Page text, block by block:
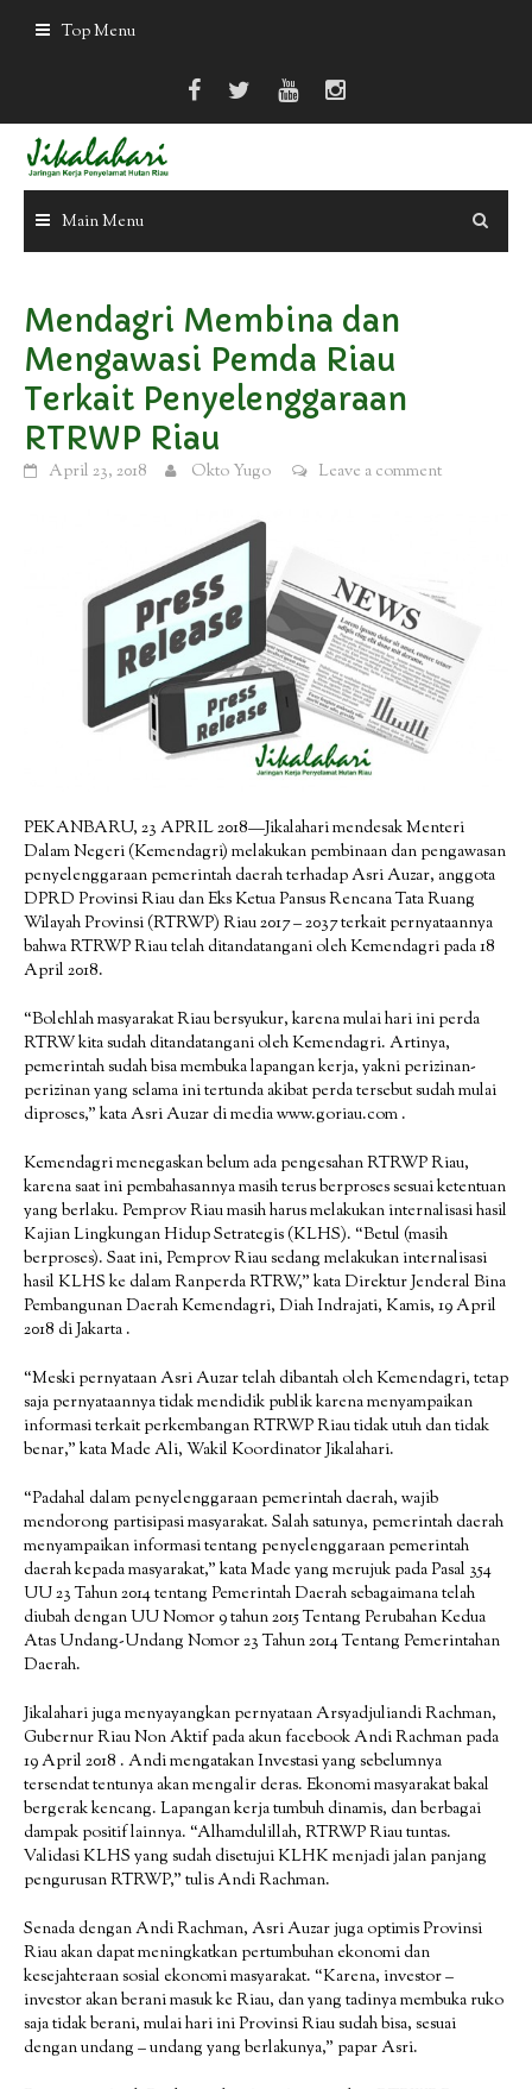
Top Menu
Main Menu
Mendagri Membina dan
Mengawasi Pemda Riau
Terkait Penyelenggaraan
RTRWP Riau
April 23, 2018 Okto Yugo Leave a comment
PEKANBARU, 23 APRIL 2018—Jikalahari mendesak Menteri
Dalam Negeri (Kemendagri) melakukan pembinaan dan pengawasan
penyelenggaraan pemerintah daerah terhadap Asri Auzar, anggota
DPRD Provinsi Riau dan Eks Ketua Pansus Rencana Tata Ruang
Wilayah Provinsi (RTRWP) Riau 2017 – 2037 terkait pernyataannya
bahwa RTRWP Riau telah ditandatangani oleh Kemendagri pada 18
April 2018.
“Bolehlah masyarakat Riau bersyukur, karena mulai hari ini perda
RTRW kita sudah ditandatangani oleh Kemendagri. Artinya,
pemerintah sudah bisa membuka lapangan kerja, yakni perizinan-
perizinan yang selama ini tertunda akibat perda tersebut sudah mulai
diproses,” kata Asri Auzar di media www.goriau.com .
Kemendagri menegaskan belum ada pengesahan RTRWP Riau,
karena saat ini pembahasannya masih terus berproses sesuai ketentuan
yang berlaku. Pemprov Riau masih harus melakukan internalisasi hasil
Kajian Lingkungan Hidup Setrategis (KLHS). “Betul (masih
berproses). Saat ini, Pemprov Riau sedang melakukan internalisasi
hasil KLHS ke dalam Ranperda RTRW,” kata Direktur Jenderal Bina
Pembangunan Daerah Kemendagri, Diah Indrajati, Kamis, 19 April
2018 di Jakarta .
“Meski pernyataan Asri Auzar telah dibantah oleh Kemendagri, tetap
saja pernyataannya tidak mendidik publik karena menyampaikan
informasi terkait perkembangan RTRWP Riau tidak utuh dan tidak
benar,” kata Made Ali, Wakil Koordinator Jikalahari.
“Padahal dalam penyelenggaraan pemerintah daerah, wajib
mendorong partisipasi masyarakat. Salah satunya, pemerintah daerah
menyampaikan informasi tentang penyelenggaraan pemerintah
daerah kepada masyarakat,” kata Made yang merujuk pada Pasal 354
UU 23 Tahun 2014 tentang Pemerintah Daerah sebagaimana telah
diubah dengan UU Nomor 9 tahun 2015 Tentang Perubahan Kedua
Atas Undang-Undang Nomor 23 Tahun 2014 Tentang Pemerintahan
Daerah.
Jikalahari juga menyayangkan pernyataan Arsyadjuliandi Rachman,
Gubernur Riau Non Aktif pada akun facebook Andi Rachman pada
19 April 2018 . Andi mengatakan Investasi yang sebelumnya
tersendat tentunya akan mengalir deras. Ekonomi masyarakat bakal
bergerak kencang. Lapangan kerja tumbuh dinamis, dan berbagai
dampak positif lainnya. “Alhamdulillah, RTRWP Riau tuntas.
Validasi KLHS yang sudah disetujui KLHK menjadi jalan panjang
pengurusan RTRWP,” tulis Andi Rachman.
Senada dengan Andi Rachman, Asri Auzar juga optimis Provinsi
Riau akan dapat meningkatkan pertumbuhan ekonomi dan
kesejahteraan sosial ekonomi masyarakat. “Karena, investor –
investor akan berani masuk ke Riau, dan yang tadinya membuka ruko
saja tidak berani, mulai hari ini Provinsi Riau sudah bisa, sesuai
dengan undang – undang yang berlakunya,” papar Asri.